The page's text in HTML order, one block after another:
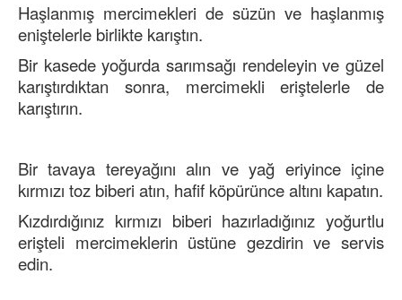
Haşlanmış mercimekleri de süzün ve haşlanmış
eniştelerle birlikte karıştın.
Bir kasede yoğurda sarımsağı rendeleyin ve güzel
karıştırdıktan sonra, mercimekli eriştelerle de
karıştırın.
Bir tavaya tereyağını alın ve yağ eriyince içine
kırmızı toz biberi atın, hafif köpürünce altını kapatın.
Kızdırdığınız kırmızı biberi hazırladığınız yoğurtlu
erişteli mercimeklerin üstüne gezdirin ve servis
edin.